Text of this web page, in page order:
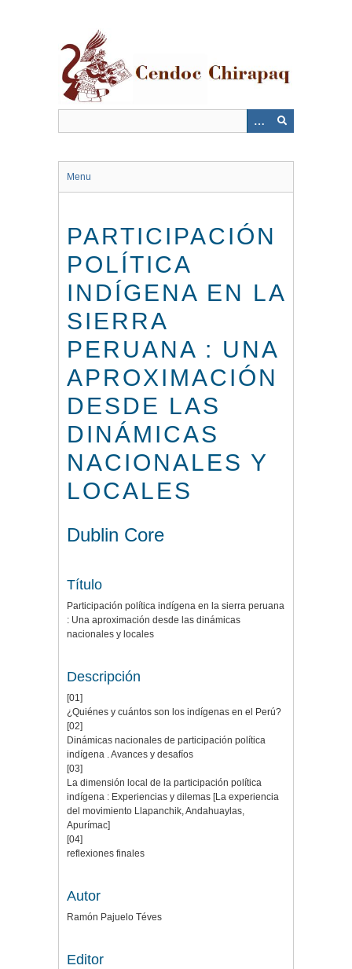
Menu
PARTICIPACIÓN
POLÍTICA
INDÍGENA EN LA
SIERRA
PERUANA : UNA
APROXIMACIÓN
DESDE LAS
DINÁMICAS
NACIONALES Y
LOCALES
Dublin Core
Título
Participación política indígena en la sierra peruana
: Una aproximación desde las dinámicas
nacionales y locales
Descripción
[01]
¿Quiénes y cuántos son los indígenas en el Perú?
[02]
Dinámicas nacionales de participación política
indígena . Avances y desafíos
[03]
La dimensión local de la participación política
indígena : Experiencias y dilemas [La experiencia
del movimiento Llapanchik, Andahuaylas,
Apurímac]
[04]
reflexiones finales
Autor
Ramón Pajuelo Téves
Editor